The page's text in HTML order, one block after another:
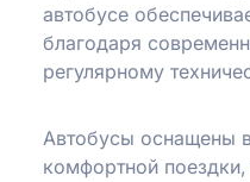
автобусе
благодаря
регулярному
Автобусы оснащены
комфортной